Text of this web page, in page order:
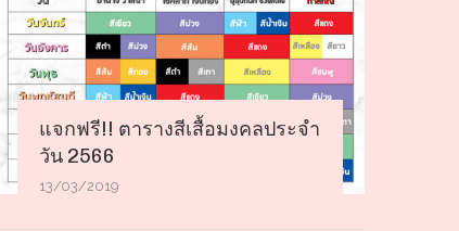
แจกฟรี!! ตารางสีเสื้อมงคลประจำ
วัน 2566
13/03/2019